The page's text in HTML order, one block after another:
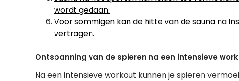
wordt gedaan.
Voor sommigen kan de hitte van de sauna na
vertragen.
Ontspanning van de spieren na een intensieve
Na een intensieve workout kunnen je spieren